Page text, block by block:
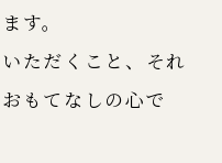
す。
ただくこと、それ
もてなしの心で